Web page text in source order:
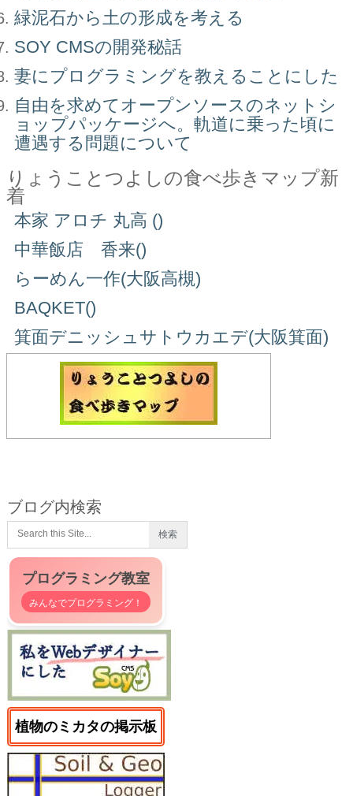
緑泥石から土の形成を考える
SOY CMSの開発秘話
妻にプログラミングを教えることにした
自由を求めてオープンソースのネットシ
ョップパッケージへ。軌道に乗った頃に
遭遇する問題について
りょうことつよしの食べ歩きマップ新
着
本家 アロチ 丸高 ()
中華飯店 香来()
らーめん一作(大阪高槻)
BAQKET()
箕面デニッシュサトウカエデ(大阪箕面)
ブログ内検索
プログラミング教室
みんなでプログラミング！
植物のミカタの掲示板